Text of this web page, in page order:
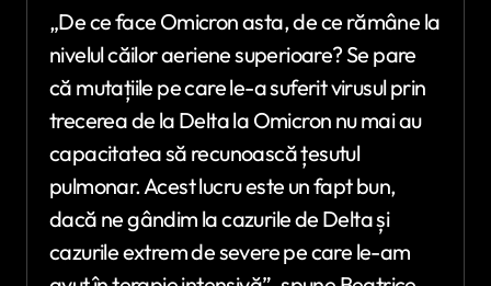
„De ce face Omicron asta, de ce rămâne la
nivelul căilor aeriene superioare? Se pare
că mutațiile pe care le-a suferit virusul prin
trecerea de la Delta la Omicron nu mai au
capacitatea să recunoască țesutul
pulmonar. Acest lucru este un fapt bun,
dacă ne gândim la cazurile de Delta și
cazurile extrem de severe pe care le-am